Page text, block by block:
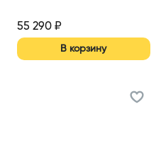
55 290 ₽
В корзину